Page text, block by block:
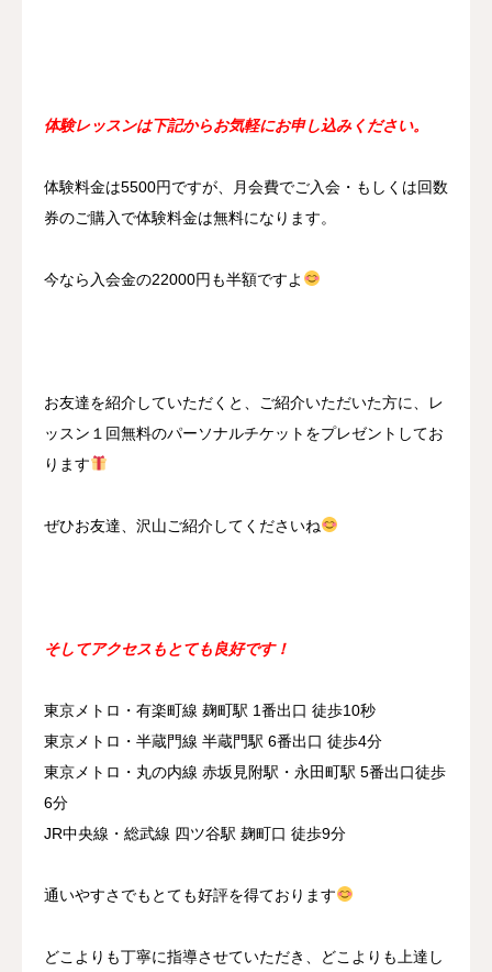
体験レッスンは下記からお気軽にお申し込みください。
体験料金は5500円ですが、月会費でご入会・もしくは回数
券のご購入で体験料金は無料になります。
今なら入会金の22000円も半額ですよ
お友達を紹介していただくと、ご紹介いただいた方に、レ
ッスン１回無料のパーソナルチケットをプレゼントしてお
ります
ぜひお友達、沢山ご紹介してくださいね
そしてアクセスもとても良好です！
東京メトロ・有楽町線 麹町駅 1番出口 徒歩10秒
東京メトロ・半蔵門線 半蔵門駅 6番出口 徒歩4分
東京メトロ・丸の内線 赤坂見附駅・永田町駅 5番出口徒歩
6分
JR中央線・総武線 四ツ谷駅 麹町口 徒歩9分
通いやすさでもとても好評を得ております
どこよりも丁寧に指導させていただき、どこよりも上達し